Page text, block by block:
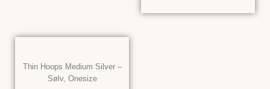
Thin Hoops Medium Silver –
Sølv, Onesize